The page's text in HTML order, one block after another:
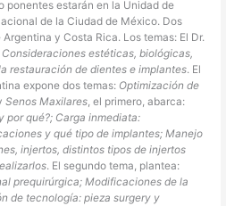
ponentes estarán en la Unidad de
de la Ciudad de México. Dos
y Costa Rica. Los temas: El Dr.
Consideraciones estéticas, biológicas,
restauración de dientes e implantes. El
expone dos temas: Optimización de
Senos Maxilares, el primero, abarca:
por qué?; Carga inmediata:
y qué tipo de implantes; Manejo
injertos, distintos tipos de injertos
. El segundo tema, plantea:
prequirúrgica; Modificaciones de la
de tecnología: pieza surgery y